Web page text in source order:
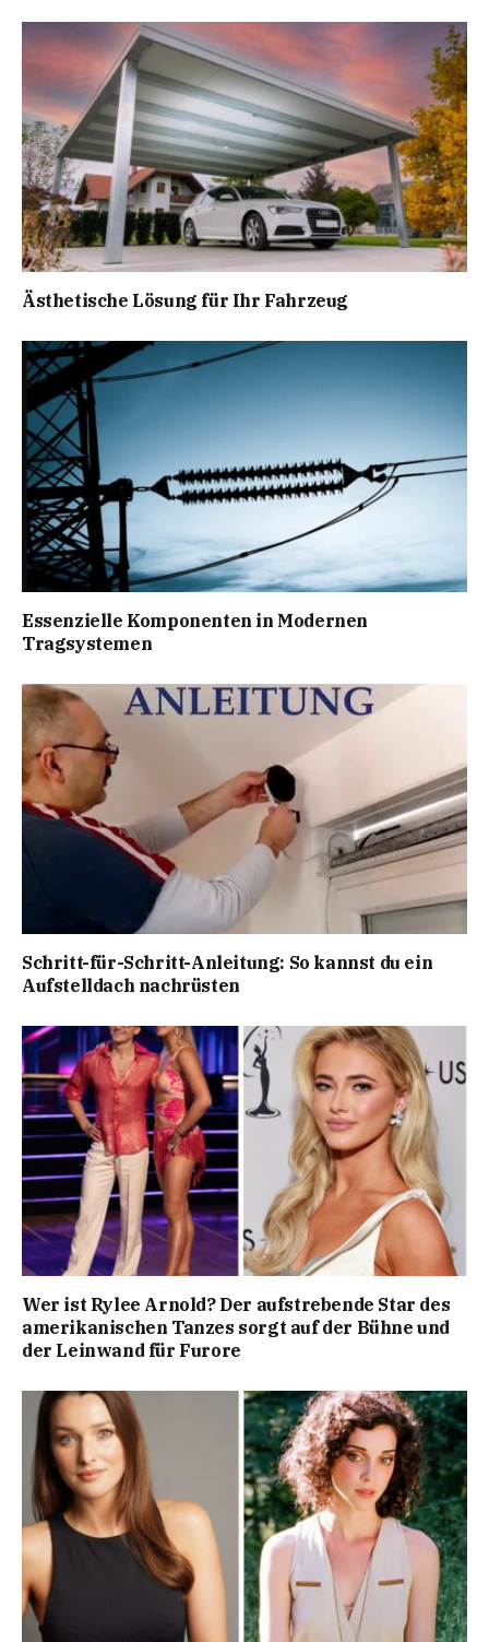
Ästhetische Lösung für Ihr Fahrzeug
Essenzielle Komponenten in Modernen
Tragsystemen
Schritt-für-Schritt-Anleitung: So kannst du ein
Aufstelldach nachrüsten
Wer ist Rylee Arnold? Der aufstrebende Star des
amerikanischen Tanzes sorgt auf der Bühne und
der Leinwand für Furore